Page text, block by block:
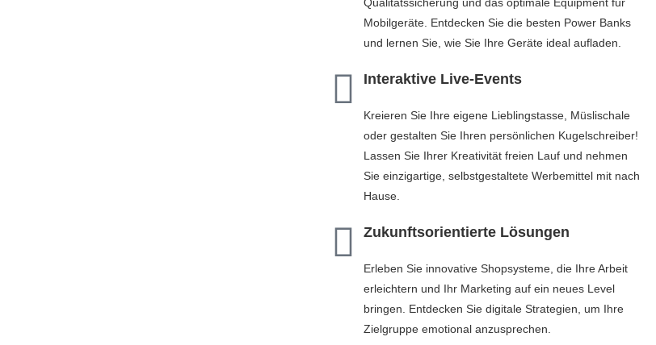
Mobilgeräte. Entdecken Sie die besten Power Banks
und lernen Sie, wie Sie Ihre Geräte ideal aufladen.
Interaktive Live-Events
Kreieren Sie Ihre eigene Lieblingstasse, Müslischale
oder gestalten Sie Ihren persönlichen Kugelschreiber!
Lassen Sie Ihrer Kreativität freien Lauf und nehmen
Sie einzigartige, selbstgestaltete Werbemittel mit nach
Hause.
Zukunftsorientierte Lösungen
Erleben Sie innovative Shopsysteme, die Ihre Arbeit
erleichtern und Ihr Marketing auf ein neues Level
bringen. Entdecken Sie digitale Strategien, um Ihre
Zielgruppe emotional anzusprechen.